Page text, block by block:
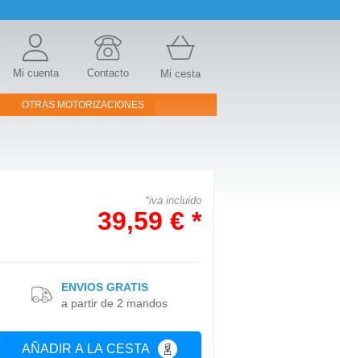
Mi cuenta Contacto Mi cesta
OTRAS MOTORIZACIONES
*iva incluido
39,59 € *
AÑADIR A LA CESTA
ENVIOS GRATIS
a partir de 2 mandos